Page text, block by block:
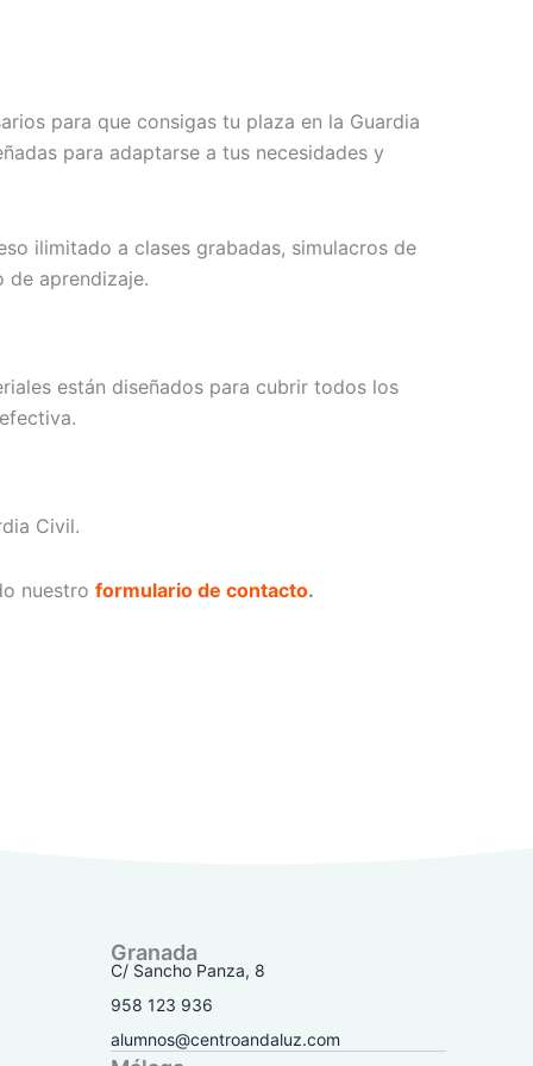
para que consigas tu plaza en la Guardia
para adaptarse a tus necesidades y
ilimitado a clases grabadas, simulacros de
de aprendizaje.
están diseñados para cubrir todos los
Civil.
nuestro formulario de contacto.
Granada
C/ Sancho Panza, 8
958 123 936
alumnos@centroandaluz.com